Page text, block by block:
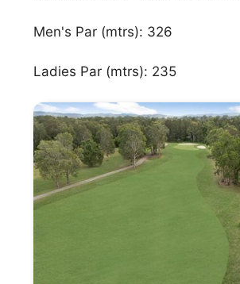
Men's Par (mtrs): 326
Ladies Par (mtrs): 235